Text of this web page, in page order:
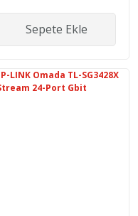
Sepete Ekle